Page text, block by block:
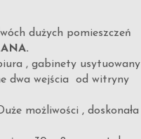
dużych pomieszczeń
, gabinety usytuowany
dwa wejścia od witryny
możliwości , doskonała